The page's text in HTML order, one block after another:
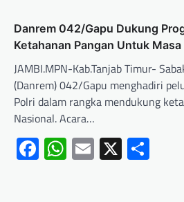
Danrem 042/Gapu Dukung
Ketahanan Pangan Untuk
JAMBI.MPN-Kab.Tanjab Timur-
(Danrem) 042/Gapu menghadiri
Polri dalam rangka mendukung
Nasional. Acara…
Facebook
WhatsApp
Email
X